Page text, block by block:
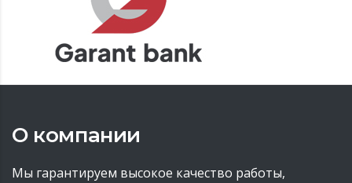
О компании
Мы гарантируем высокое качество работы,